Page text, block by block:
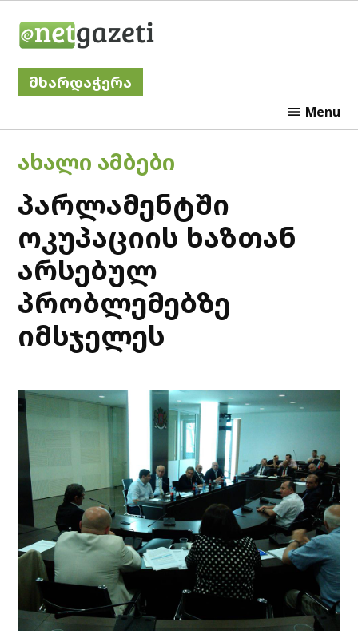
მხარდაჭერა
Menu
POSTED
IN
ᲐᲮᲐᲚᲘ ᲐᲛᲑᲔᲑᲘ
პარლამენტში
ოკუპაციის ხაზთან
არსებულ
პრობლემებზე
იმსჯელეს